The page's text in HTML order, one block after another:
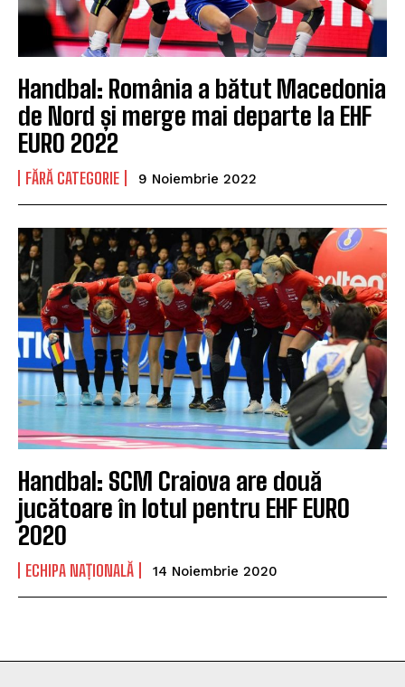
Handbal: România a bătut Macedonia
de Nord și merge mai departe la EHF
EURO 2022
FĂRĂ CATEGORIE 9 Noiembrie 2022
Handbal: SCM Craiova are două
jucătoare în lotul pentru EHF EURO
2020
ECHIPA NAȚIONALĂ 14 Noiembrie 2020